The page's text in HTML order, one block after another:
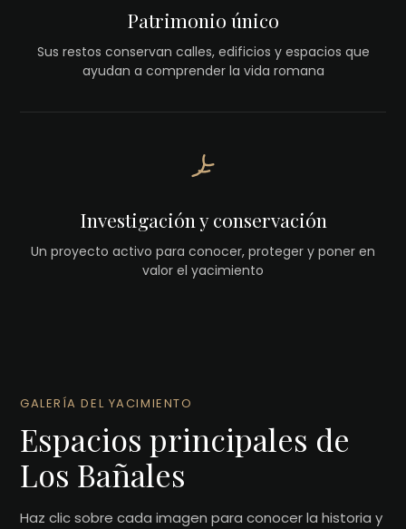
Patrimonio único
Sus restos conservan calles, edificios y espacios que
ayudan a comprender la vida romana
Investigación y conservación
Un proyecto activo para conocer, proteger y poner en
valor el yacimiento
GALERÍA DEL YACIMIENTO
Espacios principales de
Los Bañales
Haz clic sobre cada imagen para conocer la historia y